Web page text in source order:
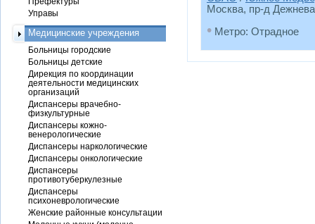
Москва, пр-д
• Метро: Отрадное
Управы
Медицинские учреждения
Больницы городские
Больницы детские
Дирекция по координации
деятельности медицинских
организаций
Диспансеры врачебно-
физкультурные
Диспансеры кожно-
венерологические
Диспансеры наркологические
Диспансеры онкологические
Диспансеры
противотуберкулезные
Диспансеры
психоневрологические
Женские районные консультации